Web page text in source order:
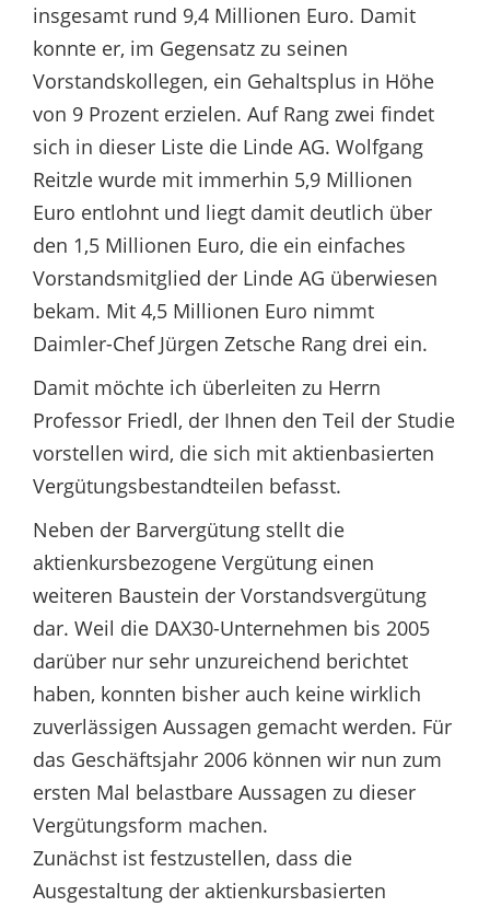
insgesamt rund 9,4 Millionen Euro. Damit
konnte er, im Gegensatz zu seinen
Vorstandskollegen, ein Gehaltsplus in Höhe
von 9 Prozent erzielen. Auf Rang zwei findet
sich in dieser Liste die Linde AG. Wolfgang
Reitzle wurde mit immerhin 5,9 Millionen
Euro entlohnt und liegt damit deutlich über
den 1,5 Millionen Euro, die ein einfaches
Vorstandsmitglied der Linde AG überwiesen
bekam. Mit 4,5 Millionen Euro nimmt
Daimler-Chef Jürgen Zetsche Rang drei ein.
Damit möchte ich überleiten zu Herrn
Professor Friedl, der Ihnen den Teil der Studie
vorstellen wird, die sich mit aktienbasierten
Vergütungsbestandteilen befasst.
Neben der Barvergütung stellt die
aktienkursbezogene Vergütung einen
weiteren Baustein der Vorstandsvergütung
dar. Weil die DAX30-Unternehmen bis 2005
darüber nur sehr unzureichend berichtet
haben, konnten bisher auch keine wirklich
zuverlässigen Aussagen gemacht werden. Für
das Geschäftsjahr 2006 können wir nun zum
ersten Mal belastbare Aussagen zu dieser
Vergütungsform machen.
Zunächst ist festzustellen, dass die
Ausgestaltung der aktienkursbasierten